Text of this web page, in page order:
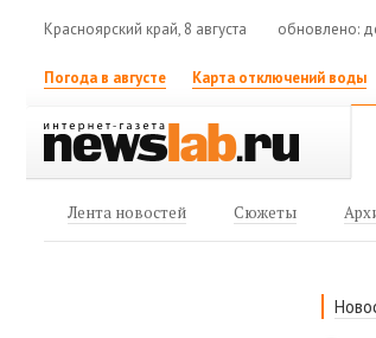
Красноярский край, 8 августа обновлено:
Погода в августе Карта отключений воды
Лента новостей Сюжеты